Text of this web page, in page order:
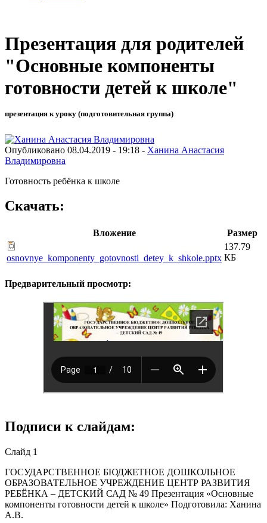
Презентация для родителей
"Основные компоненты
готовности детей к школе"
презентация к уроку (подготовительная группа)
Опубликовано 08.04.2019 - 19:18 - Ханина Анастасия
Владимировна
Готовность ребёнка к школе
Скачать:
Вложение Размер
osnovnye_komponenty_gotovnosti_detey_k_shkole.pptx
137.79
КБ
Предварительный просмотр:
Подписи к слайдам:
Слайд 1
ГОСУДАРСТВЕННОЕ БЮДЖЕТНОЕ ДОШКОЛЬНОЕ
ОБРАЗОВАТЕЛЬНОЕ УЧРЕЖДЕНИЕ ЦЕНТР РАЗВИТИЯ
РЕБЁНКА – ДЕТСКИЙ САД № 49 Презентация «Основные
компоненты готовности детей к школе» Подготовила: Ханина
А.В.